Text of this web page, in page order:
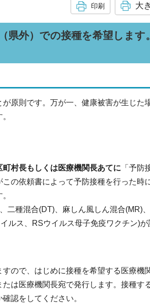
印刷 大
外）での接種を希望します
原則です。万が一、健康被害が生じた
町村長もしくは医療機関長あてに 「予防
の依頼書によって予防接種を行った時
二種混合(DT)、麻しん風しん混合(MR)
ルス、RSウイルス母子免疫ワクチン)が
ので、はじめに接種を希望する医療機
は医療機関長宛で発行します。接種す
認をしてください。